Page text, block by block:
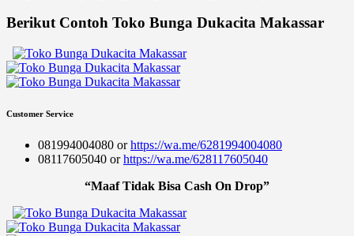
Berikut Contoh Toko Bunga Dukacita Makassar
Customer Service
081994004080 orhttps://wa.me/6281994004080
08117605040 orhttps://wa.me/628117605040
“Maaf Tidak Bisa Cash On Drop”